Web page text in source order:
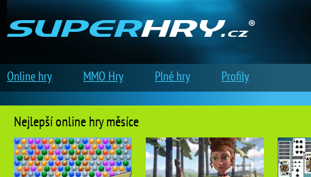
Nejlepší online hry měsíce
Online hry MMO Hry Plné hry Profily